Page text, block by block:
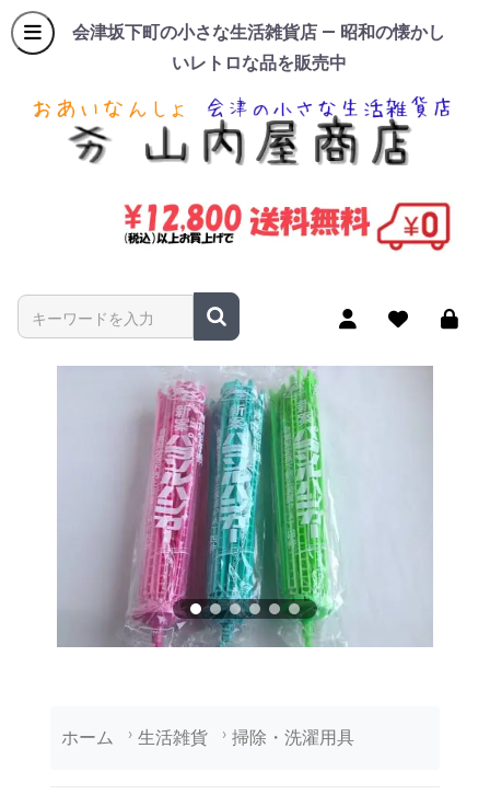
会津坂下町の小さな生活雑貨店 — 昭和の懐かし
いレトロな品を販売中
商品名やキーワードを入力
ホーム 生活雑貨 掃除・洗濯用具